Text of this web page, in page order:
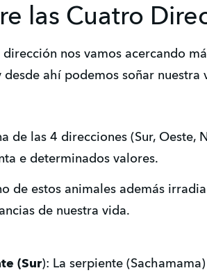
las Cuatro
dirección nos vamos acercando
desde ahí podemos soñar nuestra
de las 4 direcciones (Sur,
e determinados valores.
de estos animales además
de nuestra vida.
(Sur): La serpiente